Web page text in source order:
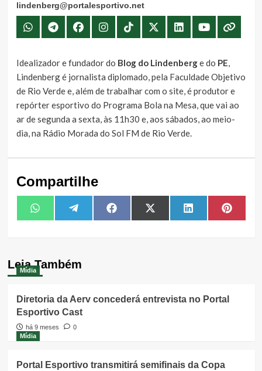
lindenberg@portalesportivo.net
Idealizador e fundador do Blog do Lindenberge do PE,
Lindenberg é jornalista diplomado, pela Faculdade Objetivo
de Rio Verde e, além de trabalhar com o site, é produtor e
repórter esportivo do Programa Bola na Mesa, que vai ao
ar de segunda a sexta, às 11h30 e, aos sábados, ao meio-
dia, na Rádio Morada do Sol FM de Rio Verde.
Compartilhe
Share
on
WhatsAppShare
on
TelegramShare
on
FacebookShare
on
X
(Twitter)
Share
on
LinkedIn Share
on
Leia Também
Mídia
Diretoria da Aerv concederá entrevista no Portal
Esportivo Cast
há 9 meses
0
Mídia
Portal Esportivo transmitirá semifinais da Copa